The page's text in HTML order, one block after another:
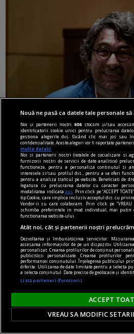
axa dus-întors
Avram Iancu – 200
Și totuși, posteritatea lui
oricine mai simte
simtă o înaltă emoție
Sever VOINESCU
Nouă ne pasă ca datele tale personale
Noi și partenerii noștri606 stocăm și/sau
identificatorii cookie unici pentru prelucrarea
gestiona alegerile dvs. făcând clic mai jos sau
confidențialitate. Aceste alegeri vor fi raportate
multe detalii
Noi si partenerii nostri (retelele de socializare si
furnizorii nostri de servicii de date analitice)
functioneze, pentru a personaliza continutul si
interesele si/sau profilul dvs., pentru a va oferi
pentru a analiza traficul pe website. Beneficiati de
legatura cu prelucrarea datelor cu caracter
modalitatea indicataaici
. Prin click pe “ACCEPT
tip Cookie, care implica inclusiv acceptul dvs. cu
Vendor-ii cu care colaboram. Prin click pe “VREAU
schimba preferintele in mod individual, mai putin
functionarea website-ului.
Atât noi, cât și partenerii noștri
Dezvoltarea și îmbunătățirea serviciilor.
accesarea informațiilor de pe un dispozitiv.
personalizat. Crearea profilurilor de conținut
publicității personalizate. Crearea profilurilor
performanței conținutului. Înțelegerea publicului
diferite. Utilizarea de date limitate pentru a selecta
a selecta conținutul. Date precise de geolocație și
Listă parteneri (furnizori)
ACCEPT
VREAU SA MODIFIC